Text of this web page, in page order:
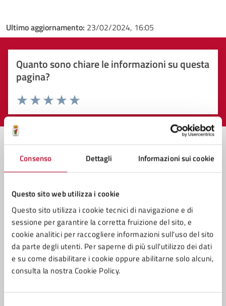
Consenso Dettagli Informazioni sui cookie
Questo sito web utilizza i cookie
Questo sito utilizza i cookie tecnici di navigazione e di
sessione per garantire la corretta fruizione del sito, e
cookie analitici per raccogliere informazioni sull'uso del sito
da parte degli utenti. Per saperne di più sull'utilizzo dei dati
e su come disabilitare i cookie oppure abilitarne solo alcuni,
consulta la nostra Cookie Policy.
Ultimo aggiornamento: 23/02/2024, 16:05
Quanto sono chiare le informazioni su questa
pagina?
Valuta 5 stelle su 5
Valuta 4 stelle su 5
Valuta 3 stelle su 5
Valuta 2 stelle su 5
Valuta 1 stelle su 5
Contatta il comune
Leggi le domande frequenti
Richiedi assistenza
Prenota appuntamento
Problemi in città